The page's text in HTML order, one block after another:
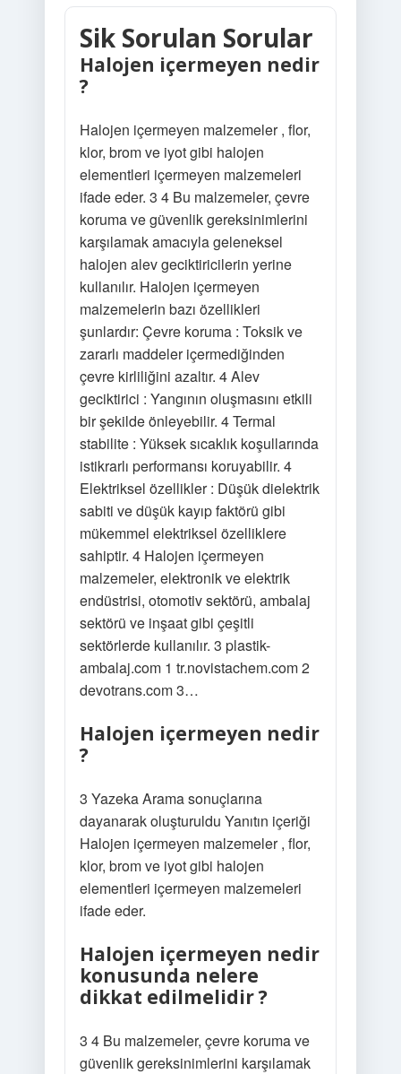
Sik Sorulan Sorular
Halojen içermeyen nedir
?
Halojen içermeyen malzemeler , flor,
klor, brom ve iyot gibi halojen
elementleri içermeyen malzemeleri
ifade eder. 3 4 Bu malzemeler, çevre
koruma ve güvenlik gereksinimlerini
karşılamak amacıyla geleneksel
halojen alev geciktiricilerin yerine
kullanılır. Halojen içermeyen
malzemelerin bazı özellikleri
şunlardır: Çevre koruma : Toksik ve
zararlı maddeler içermediğinden
çevre kirliliğini azaltır. 4 Alev
geciktirici : Yangının oluşmasını etkili
bir şekilde önleyebilir. 4 Termal
stabilite : Yüksek sıcaklık koşullarında
istikrarlı performansı koruyabilir. 4
Elektriksel özellikler : Düşük dielektrik
sabiti ve düşük kayıp faktörü gibi
mükemmel elektriksel özelliklere
sahiptir. 4 Halojen içermeyen
malzemeler, elektronik ve elektrik
endüstrisi, otomotiv sektörü, ambalaj
sektörü ve inşaat gibi çeşitli
sektörlerde kullanılır. 3 plastik-
ambalaj.com 1 tr.novistachem.com 2
devotrans.com 3…
Halojen içermeyen nedir
?
3 Yazeka Arama sonuçlarına
dayanarak oluşturuldu Yanıtın içeriği
Halojen içermeyen malzemeler , flor,
klor, brom ve iyot gibi halojen
elementleri içermeyen malzemeleri
ifade eder.
Halojen içermeyen nedir
konusunda nelere
dikkat edilmelidir ?
3 4 Bu malzemeler, çevre koruma ve
güvenlik gereksinimlerini karşılamak